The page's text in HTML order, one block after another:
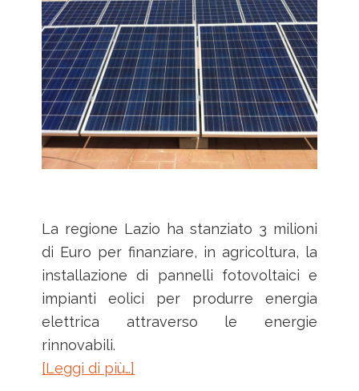
La regione Lazio ha stanziato 3 milioni
di Euro per finanziare, in agricoltura, la
installazione di pannelli fotovoltaici e
impianti eolici per produrre energia
elettrica attraverso le energie
rinnovabili.
[Leggi di più…]